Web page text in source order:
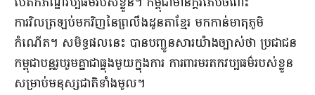
ការវិលត្រឡប់មកវិញនៃព្រលឹងដូនតាខ្មែរ មកកាន់មាតុភូមិ
កំណើត។ សមិទ្ធផលនេះ បានបញ្ជូនសារយ៉ាងច្បាស់ថា ប្រជាជន
កម្ពុជាបន្តរួបរួមគ្នាជាធ្លុងមួយក្នុងការ ការពារមរតកវប្បធម៌របស់ខ្លួន
សម្រាប់មនុស្សជាតិទាំងមូល។